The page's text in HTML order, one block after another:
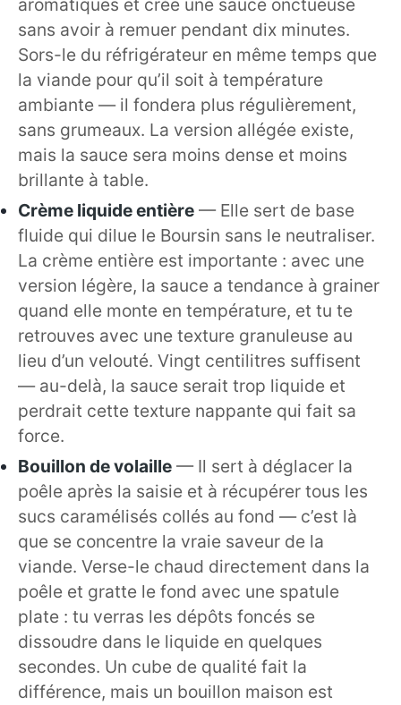
aromatiques et crée une sauce onctueuse
sans avoir à remuer pendant dix minutes.
Sors-le du réfrigérateur en même temps que
la viande pour qu’il soit à température
ambiante — il fondera plus régulièrement,
sans grumeaux. La version allégée existe,
mais la sauce sera moins dense et moins
brillante à table.
Crème liquide entière — Elle sert de base
fluide qui dilue le Boursin sans le neutraliser.
La crème entière est importante : avec une
version légère, la sauce a tendance à grainer
quand elle monte en température, et tu te
retrouves avec une texture granuleuse au
lieu d’un velouté. Vingt centilitres suffisent
— au-delà, la sauce serait trop liquide et
perdrait cette texture nappante qui fait sa
force.
Bouillon de volaille — Il sert à déglacer la
poêle après la saisie et à récupérer tous les
sucs caramélisés collés au fond — c’est là
que se concentre la vraie saveur de la
viande. Verse-le chaud directement dans la
poêle et gratte le fond avec une spatule
plate : tu verras les dépôts foncés se
dissoudre dans le liquide en quelques
secondes. Un cube de qualité fait la
différence, mais un bouillon maison est